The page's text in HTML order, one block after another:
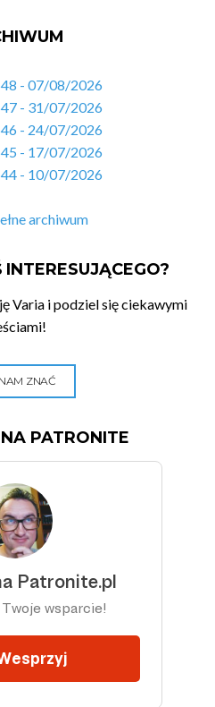
- 07/08/2026
- 31/07/2026
- 24/07/2026
- 17/07/2026
- 10/07/2026
archiwum
Varia i podziel się ciekawymi
ZNAĆ
PATRONITE